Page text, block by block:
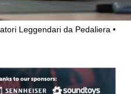
Leggendari da Pedaliera